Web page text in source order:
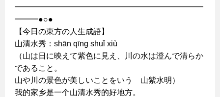
━━━━━━━━━━━━━━━━━━━━━━━━
━━━●○●
【今日の東方の人生成語】
山清水秀：shān qīng shuǐ xiù
（山は日に映えて紫色に見え、川の水は澄んで清らか
であること。
山や川の景色が美しいことをいう 山紫水明）
我的家乡是一个山清水秀的好地方。